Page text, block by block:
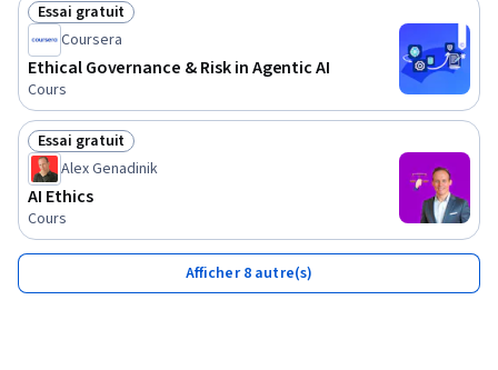
Statut : Essai gratuit
Essai gratuit
Coursera
Ethical Governance & Risk in Agentic AI
Cours
Statut : Essai gratuit
Essai gratuit
Alex Genadinik
AI Ethics
Cours
Afficher 8 autre(s)